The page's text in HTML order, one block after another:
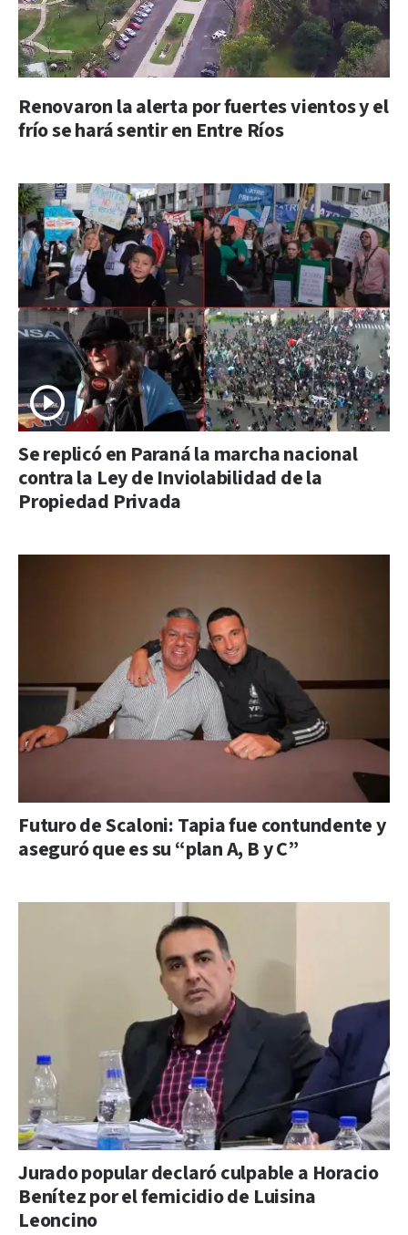
Renovaron la alerta por fuertes vientos y el
frío se hará sentir en Entre Ríos
Se replicó en Paraná la marcha nacional
contra la Ley de Inviolabilidad de la
Propiedad Privada
Futuro de Scaloni: Tapia fue contundente y
aseguró que es su “plan A, B y C”
Jurado popular declaró culpable a Horacio
Benítez por el femicidio de Luisina
Leoncino